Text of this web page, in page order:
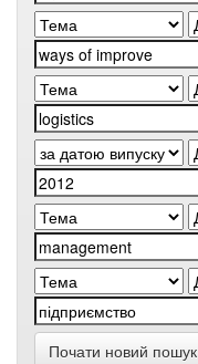
Почати новий пошук